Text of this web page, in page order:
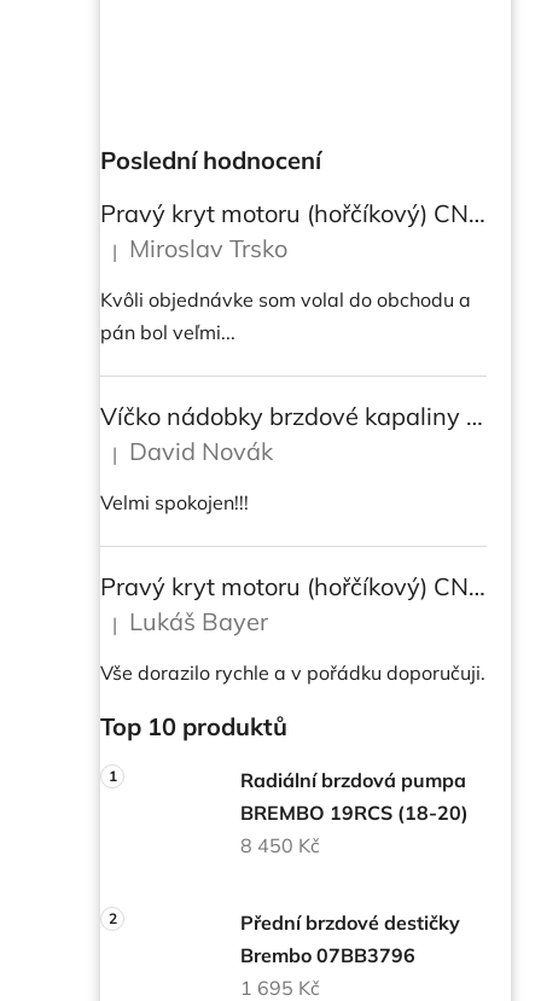
Poslední hodnocení
Pravý kryt motoru (hořčíkový) CNC RACING pro instalaci transparetního krytu spojky pro Ducati Streetfighter V4/V4S
Hodnocení produktu je 5 z 5 hvězdiček.
| Miroslav Trsko
Kvôli objednávke som volal do obchodu a
pán bol veľmi...
Víčko nádobky brzdové kapaliny CNC Racing - BICOLOR
Hodnocení produktu je 5 z 5 hvězdiček.
| David Novák
Velmi spokojen!!!
Pravý kryt motoru (hořčíkový) CNC RACING pro instalaci transparetního krytu spojky pro DUCATI Multistrada/ Diavel V4/ V4S
Hodnocení produktu je 5 z 5 hvězdiček.
| Lukáš Bayer
Vše dorazilo rychle a v pořádku doporučuji.
Top 10 produktů
Radiální brzdová pumpa
BREMBO 19RCS (18-20)
8 450 Kč
Přední brzdové destičky
Brembo 07BB3796
1 695 Kč